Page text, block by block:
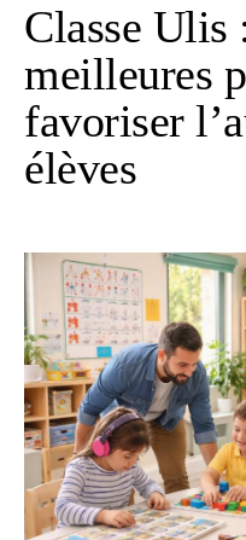
Classe Ulis
meilleures
favoriser
élèves